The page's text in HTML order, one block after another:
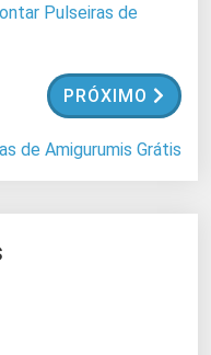
Pulseiras de
PRÓXIMO
de Amigurumis Grátis